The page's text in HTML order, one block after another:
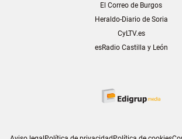
El Correo de Burgos
Heraldo-Diario de Soria
CyLTV.es
esRadio Castilla y León